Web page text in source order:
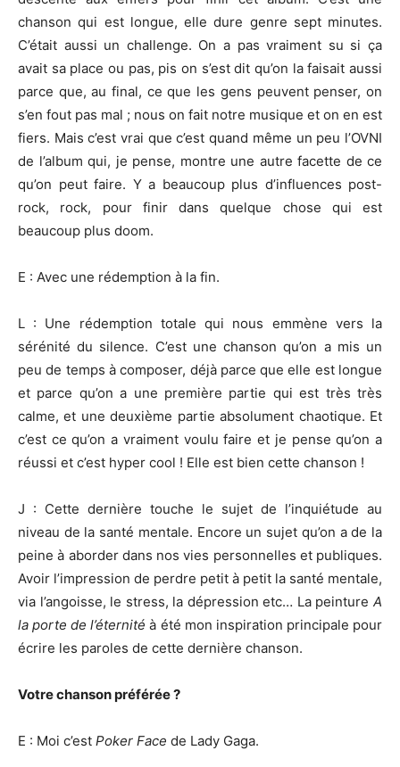
chanson qui est longue, elle dure genre sept minutes.
C’était aussi un challenge. On a pas vraiment su si ça
avait sa place ou pas, pis on s’est dit qu’on la faisait aussi
parce que, au final, ce que les gens peuvent penser, on
s’en fout pas mal ; nous on fait notre musique et on en est
fiers. Mais c’est vrai que c’est quand même un peu l’OVNI
de l’album qui, je pense, montre une autre facette de ce
qu’on peut faire. Y a beaucoup plus d’influences post-
rock, rock, pour finir dans quelque chose qui est
beaucoup plus doom.
E : Avec une rédemption à la fin.
L : Une rédemption totale qui nous emmène vers la
sérénité du silence. C’est une chanson qu’on a mis un
peu de temps à composer, déjà parce que elle est longue
et parce qu’on a une première partie qui est très très
calme, et une deuxième partie absolument chaotique. Et
c’est ce qu’on a vraiment voulu faire et je pense qu’on a
réussi et c’est hyper cool ! Elle est bien cette chanson !
J : Cette dernière touche le sujet de l’inquiétude au
niveau de la santé mentale. Encore un sujet qu’on a de la
peine à aborder dans nos vies personnelles et publiques.
Avoir l’impression de perdre petit à petit la santé mentale,
via l’angoisse, le stress, la dépression etc… La peinture A
la porte de l’éternité à été mon inspiration principale pour
écrire les paroles de cette dernière chanson.
Votre chanson préférée ?
E : Moi c’est Poker Face de Lady Gaga.